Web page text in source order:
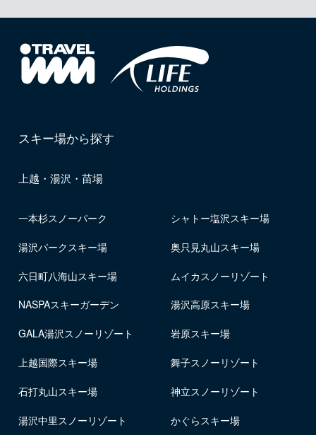
スキー場から探す
上越・湯沢・苗場
一本杉スノーパーク シャトー塩沢スキー場
湯沢パークスキー場 奥只見丸山スキー場
六日町八海山スキー場 ムイカスノーリゾート
NASPAスキーガーデン 湯沢高原スキー場
GALA湯沢スノーリゾート 岩原スキー場
上越国際スキー場 舞子スノーリゾート
石打丸山スキー場 神立スノーリゾート
湯沢中里スノーリゾート かぐらスキー場